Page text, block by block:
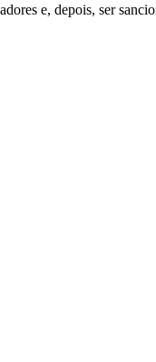
e, depois, ser